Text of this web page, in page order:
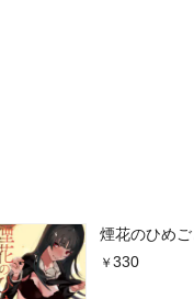
煙花のひめ
330